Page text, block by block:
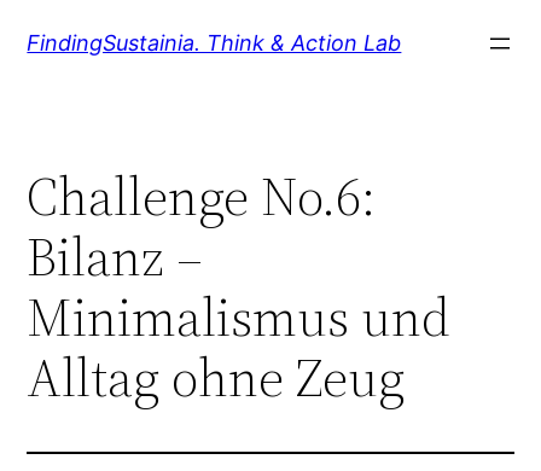
InhaltFindingSustainia. Think & Action Lab
Challenge No.6:
Bilanz –
Minimalismus und
Alltag ohne Zeug